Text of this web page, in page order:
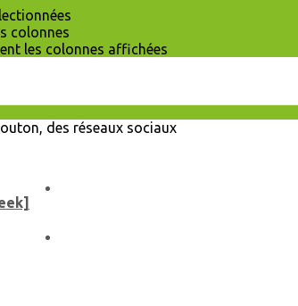
colonnes
les colonnes affichées
des réseaux sociaux